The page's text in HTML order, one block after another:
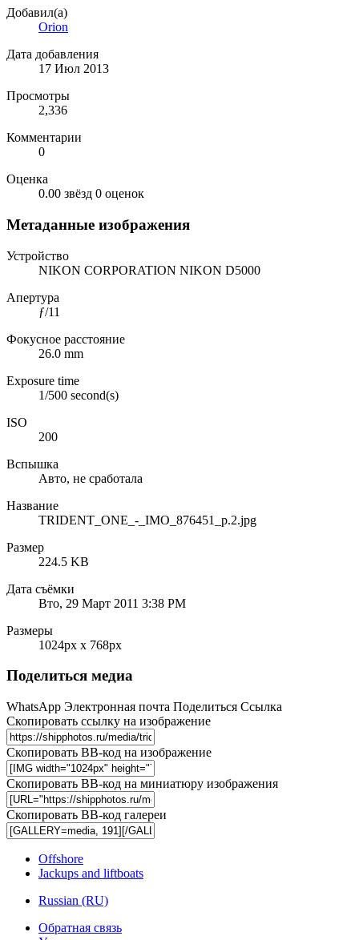
Добавил(а)
Orion
Дата добавления
17 Июл 2013
Просмотры
2,336
Комментарии
0
Оценка
0.00 звёзд 0 оценок
Метаданные изображения
Устройство
NIKON CORPORATION NIKON D5000
Апертура
ƒ/11
Фокусное расстояние
26.0 mm
Exposure time
1/500 second(s)
ISO
200
Вспышка
Авто, не сработала
Название
TRIDENT_ONE_-_IMO_876451_p.2.jpg
Размер
224.5 KB
Дата съёмки
Вто, 29 Март 2011 3:38 PM
Размеры
1024px x 768px
Поделиться медиа
WhatsApp Электронная почта Поделиться Ссылка
Скопировать ссылку на изображение
Скопировать BB-код на изображение
Скопировать BB-код на миниатюру изображения
Скопировать BB-код галереи
Offshore
Jackups and liftboats
Russian (RU)
Обратная связь